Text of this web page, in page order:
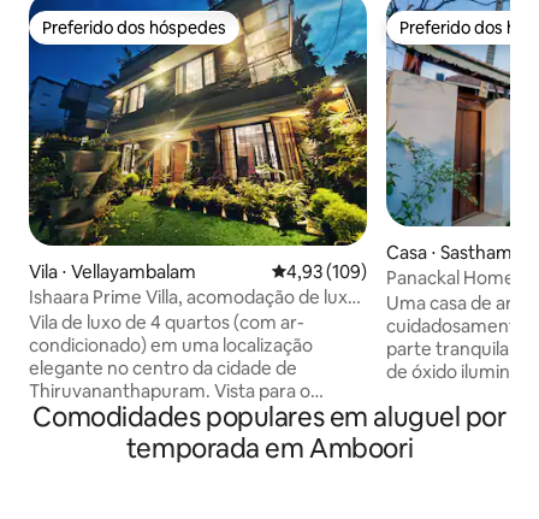
Preferido dos hóspedes
Preferido dos hóspedes
Vila ⋅ Vellayambalam 4,93 de uma avaliação média de
4,93 (109)
Ishaara Prime Villa, acomodação de luxo
no centro da cidade
Vila de luxo de 4 quartos (com ar-
condicionado) em uma localização
elegante no centro da cidade de
Thiruvananthapuram. Vista para o
museu do jardim na cobertura e da
academia. Acesso pela estrada principal
com internet de alta velocidade. Vila à
Preferido dos
Preferido dos
Casa ⋅
Panackal
banheiro
Uma casa de arte
cuidadosamente
parte tranquila e
de óxido
lenta e
acomodação é
valorizam a
Comodidades populares em aluguel por
temporada em Amboori